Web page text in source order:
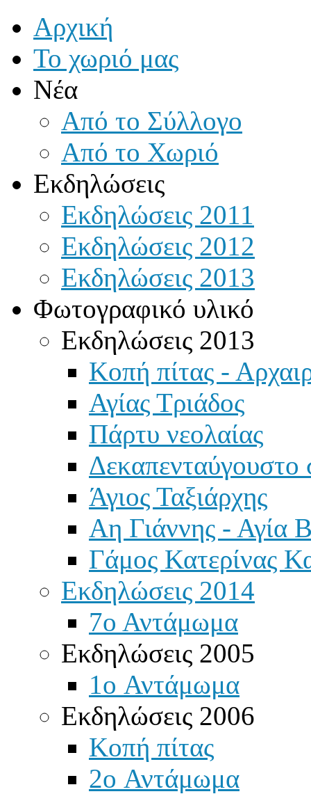
Αρχική
Το χωριό μας
Νέα
Από το Σύλλογο
Από το Χωριό
Εκδηλώσεις
Εκδηλώσεις 2011
Εκδηλώσεις 2012
Εκδηλώσεις 2013
Φωτογραφικό υλικό
Εκδηλώσεις 2013
Κοπή πίτας -
Αγίας Τριάδος
Πάρτυ νεολαίας
Δεκαπενταύγουστο
Άγιος Ταξιάρχης
Αη Γιάννης - Αγία
Γάμος Κατερίνας
Εκδηλώσεις 2014
7ο Αντάμωμα
Εκδηλώσεις 2005
1o Αντάμωμα
Εκδηλώσεις 2006
Κοπή πίτας
2o Αντάμωμα